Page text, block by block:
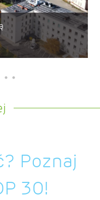
Poznaj
30!